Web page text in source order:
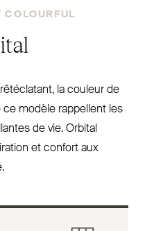
COLOURFUL
la couleur de
ce modèle rap­pellent les
de vie. Orbital
et confort aux